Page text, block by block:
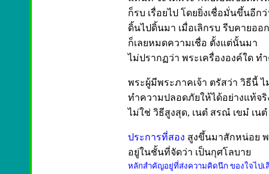
ก็รบ เรื่อยไป โดยยิ่งเชื่อมั่นขึ้นอีก
ดิ้นไปดิ้นมา เมื่อเลิกรบ รีบคายออ
ก็เลยหมดความเชื่อ ตั้งแต่นั้นมา
ไม่ปรากฏว่า พระเครื่ององค์ใด ท
พระผู้มีพระภาคเจ้า ตรัสว่า วิธีนี้
ทำความปลอดภัยให้ได้อย่างแท้จริ
ไม่ใช่ วิธีสูงสุด, เนตํ สรณํ เขมํ เน
ประการที่สอง สูงขึ้นมาสักหน่อย พ
อยู่ในชั้นที่จัดว่า เป็นกุศโลบาย
หลักสำคัญอยู่ที่ส่งความคิดนึก ของใจไปเ